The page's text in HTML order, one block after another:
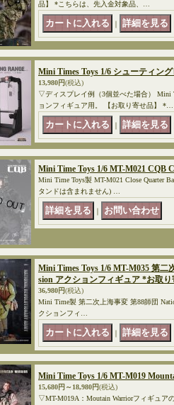
品】 *こちらは、先入金対象品、…
｜
Mini Times Toys 1/6 シューティン
13,980円(税込)
▽ディスプレイ例（3個並べた場合） Mini
ョンフィギュア用。 【お取り寄せ品】 *…
｜
Mini Time Toys 1/6 MT-M021 CQB
Mini Time Toys製 MT-M021 Close
タンドは含まれません) …
｜
Mini Times Toys 1/6 MT-M035 第
sion アクションフィギュア *お取り
36,980円(税込)
Mini Time製 第二次上海事変 第88師団
クションフィ…
｜
Mini Time Toys 1/6 MT-M019
15,680円～18,980円(税込)
▽MT-M019A：Moutain Warriorフィギュ